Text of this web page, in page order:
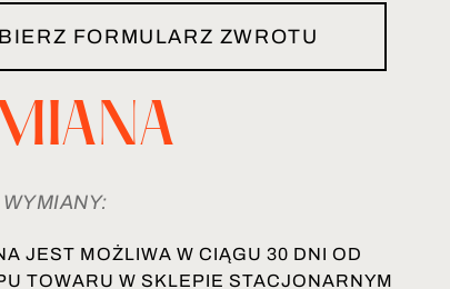
FORMULARZ ZWROTU
JEST MOŻLIWA W CIĄGU 30 DNI OD
TOWARU W SKLEPIE STACJONARNYM